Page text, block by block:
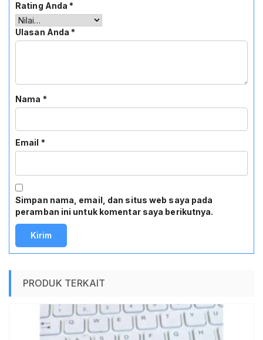
Rating Anda*
Ulasan Anda*
Nama *
Email *
Simpan nama, email, dan situs web saya pada
peramban ini untuk komentar saya berikutnya.
PRODUK TERKAIT